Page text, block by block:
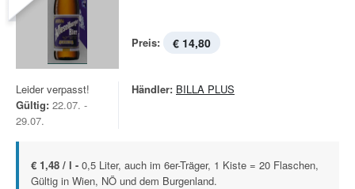
Preis: € 14,80
Leider verpasst!
Gültig: 22.07. -
29.07.
Händler: BILLA PLUS
€ 1,48 / l - 0,5 Liter, auch im 6er-Träger, 1 Kiste = 20 Flaschen,
Gültig in Wien, NÖ und dem Burgenland.